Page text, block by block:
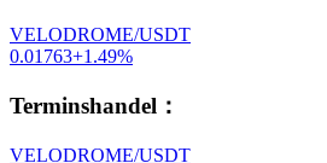
VELODROME/USDT
0.01763+1.49%
Terminshandel ：
VELODROME/USDT